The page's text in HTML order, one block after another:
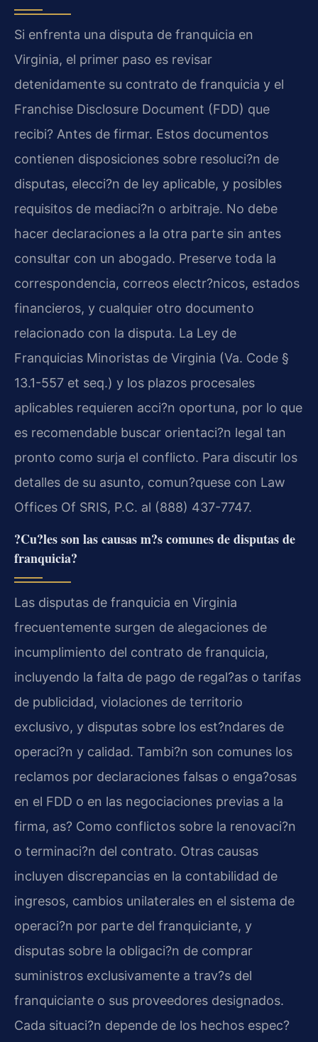
Si enfrenta una disputa de franquicia en
Virginia, el primer paso es revisar
detenidamente su contrato de franquicia y el
Franchise Disclosure Document (FDD) que
recibi? Antes de firmar. Estos documentos
contienen disposiciones sobre resoluci?n de
disputas, elecci?n de ley aplicable, y posibles
requisitos de mediaci?n o arbitraje. No debe
hacer declaraciones a la otra parte sin antes
consultar con un abogado. Preserve toda la
correspondencia, correos electr?nicos, estados
financieros, y cualquier otro documento
relacionado con la disputa. La Ley de
Franquicias Minoristas de Virginia (Va. Code §
13.1-557 et seq.) y los plazos procesales
aplicables requieren acci?n oportuna, por lo que
es recomendable buscar orientaci?n legal tan
pronto como surja el conflicto. Para discutir los
detalles de su asunto, comun?quese con Law
Offices Of SRIS, P.C. al (888) 437-7747.
?Cu?les son las causas m?s comunes de disputas de
franquicia?
Las disputas de franquicia en Virginia
frecuentemente surgen de alegaciones de
incumplimiento del contrato de franquicia,
incluyendo la falta de pago de regal?as o tarifas
de publicidad, violaciones de territorio
exclusivo, y disputas sobre los est?ndares de
operaci?n y calidad. Tambi?n son comunes los
reclamos por declaraciones falsas o enga?osas
en el FDD o en las negociaciones previas a la
firma, as? Como conflictos sobre la renovaci?n
o terminaci?n del contrato. Otras causas
incluyen discrepancias en la contabilidad de
ingresos, cambios unilaterales en el sistema de
operaci?n por parte del franquiciante, y
disputas sobre la obligaci?n de comprar
suministros exclusivamente a trav?s del
franquiciante o sus proveedores designados.
Cada situaci?n depende de los hechos espec?